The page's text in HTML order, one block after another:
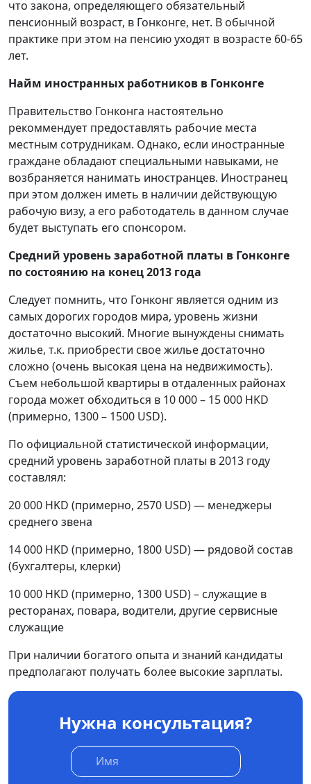
что закона, определяющего обязательный
пенсионный возраст, в Гонконге, нет. В обычной
практике при этом на пенсию уходят в возрасте 60-65
лет.
Найм иностранных работников в Гонконге
Правительство Гонконга настоятельно
рекоммендует предоставлять рабочие места
местным сотрудникам. Однако, если иностранные
граждане обладают специальными навыками, не
возбраняется нанимать иностранцев. Иностранец
при этом должен иметь в наличии действующую
рабочую визу, а его работодатель в данном случае
будет выступать его спонсором.
Средний уровень заработной платы в Гонконге
по состоянию на конец 2013 года
Следует помнить, что Гонконг является одним из
самых дорогих городов мира, уровень жизни
достаточно высокий. Многие вынуждены снимать
жилье, т.к. приобрести свое жилье достаточно
сложно (очень высокая цена на недвижимость).
Съем небольшой квартиры в отдаленных районах
города может обходиться в 10 000 – 15 000 HKD
(примерно, 1300 – 1500 USD).
По официальной статистической информации,
средний уровень заработной платы в 2013 году
составлял:
20 000 HKD (примерно, 2570 USD) — менеджеры
среднего звена
14 000 HKD (примерно, 1800 USD) — рядовой состав
(бухгалтеры, клерки)
10 000 HKD (примерно, 1300 USD) – служащие в
ресторанах, повара, водители, другие сервисные
служащие
При наличии богатого опыта и знаний кандидаты
предполагают получать более высокие зарплаты.
Нужна консультация?